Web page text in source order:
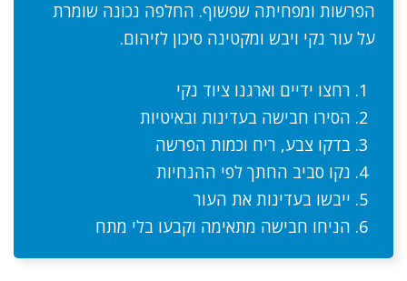
הפרשות ומפחיתה שפשוף. החלפה נכונה שומרת
על עור נקי ויבש ומקטינה סיכון לזיהום.
רחצו ידיים וארגנו ציוד נקי
הסירו חבישה בעדינות ובאיטיות
בדקו צבע, ריח וכמות הפרשה
נקו סביב החתך לפי ההנחיות
ייבשו בעדינות את העור
הניחו חבישה מתאימה וקבעו בלי מתח